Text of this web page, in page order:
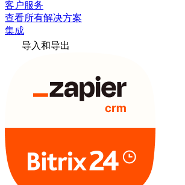
客户服务
查看所有解决方案
集成
导入和导出